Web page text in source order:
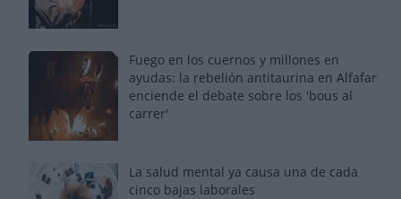
Fuego en los cuernos y millones en
ayudas: la rebelión antitaurina en Alfafar
enciende el debate sobre los 'bous al
carrer'
La salud mental ya causa una de cada
cinco bajas laborales